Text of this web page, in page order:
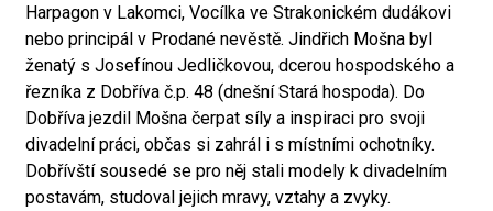
Harpagon v Lakomci, Vocílka ve Strakonickém dudákovi
nebo principál v Prodané nevěstě. Jindřich Mošna byl
ženatý s Josefínou Jedličkovou, dcerou hospodského a
řezníka z Dobříva č.p. 48 (dnešní Stará hospoda). Do
Dobříva jezdil Mošna čerpat síly a inspiraci pro svoji
divadelní práci, občas si zahrál i s místními ochotníky.
Dobřívští sousedé se pro něj stali modely k divadelním
postavám, studoval jejich mravy, vztahy a zvyky.